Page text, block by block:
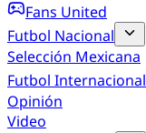
Fans United
Futbol Nacional
Selección Mexicana
Futbol Internacional
Opinión
Video